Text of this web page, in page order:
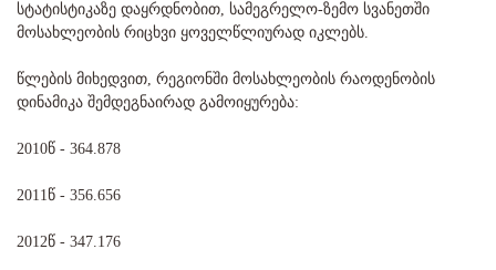
სტატისტიკაზე დაყრდნობით, სამეგრელო-ზემო სვანეთში
მოსახლეობის რიცხვი ყოველწლიურად იკლებს.
წლების მიხედვით, რეგიონში მოსახლეობის რაოდენობის
დინამიკა შემდეგნაირად გამოიყურება:
2010წ - 364.878
2011წ - 356.656
2012წ - 347.176